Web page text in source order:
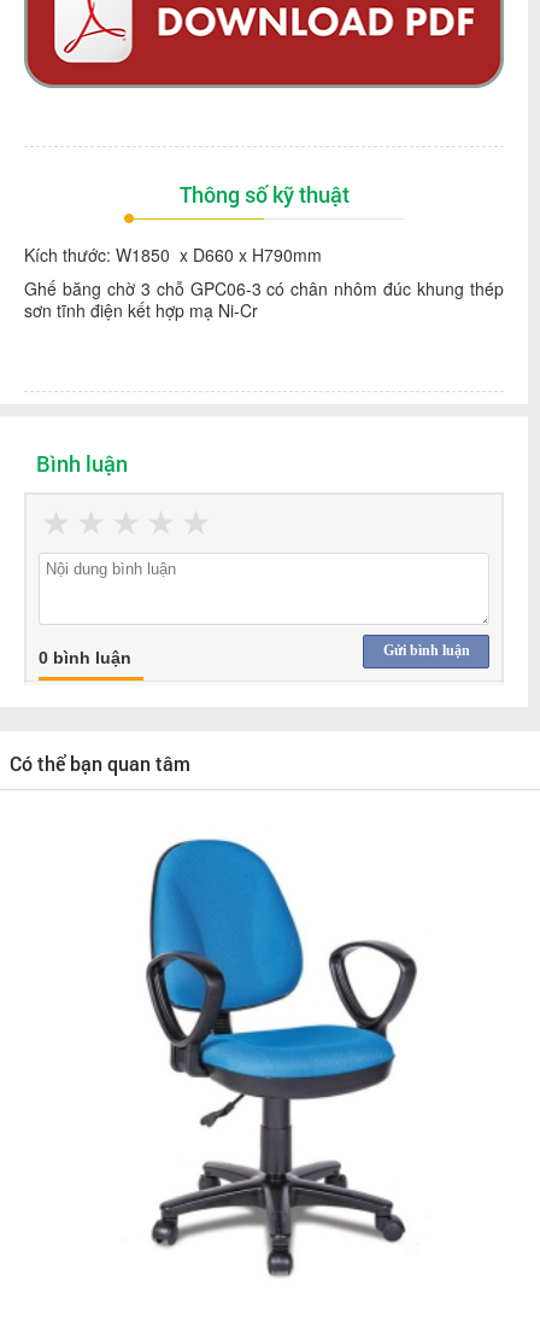
Thông số kỹ thuật
Kích thước: W1850 x D660 x H790mm
Ghế băng chờ 3 chỗ GPC06-3 có chân nhôm đúc khung thép
sơn tĩnh điện kết hợp mạ Ni-Cr
Bình luận
★
★
★
★
★
Gửi bình luận
0 bình luận
Có thể bạn quan tâm